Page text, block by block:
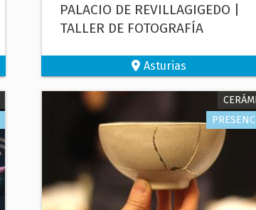
PALACIO DE REVILLAGIGEDO |
TALLER DE FOTOGRAFÍA
Asturias